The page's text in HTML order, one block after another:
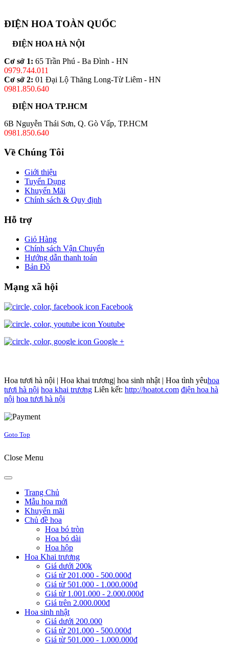
ĐIỆN HOA TOÀN QUỐC
ĐIỆN HOA HÀ NỘI
Cơ sở 1: 65 Trần Phú - Ba Đình - HN
0979.744.011
Cơ sở 2: 01 Đại Lộ Thăng Long-Từ Liêm - HN
0981.850.640
ĐIỆN HOA TP.HCM
6B Nguyễn Thái Sơn, Q. Gò Vấp, TP.HCM
0981.850.640
Về Chúng Tôi
Giới thiệu
Tuyển Dụng
Khuyến Mãi
Chính sách & Quy định
Hỗ trợ
Giỏ Hàng
Chính sách Vận Chuyển
Hướng dẫn thanh toán
Bản Đồ
Mạng xã hội
Facebook
Youtube
Google +
Hoa tươi hà nội | Hoa khai trương| hoa sinh nhật | Hoa tình yêuhoa
tươi hà nội hoa khai trương Liên kết: http://hoatot.com điện hoa hà
nội hoa tươi hà nội
Goto Top
Close Menu
Trang Chủ
Mẫu hoa mới
Khuyến mãi
Chủ đề hoa
Hoa bó tròn
Hoa bó dài
Hoa hộp
Hoa Khai trương
Giá dưới 200k
Giá từ 201.000 - 500.000đ
Giá từ 501.000 - 1.000.000đ
Giá từ 1.001.000 - 2.000.000đ
Giá trên 2.000.000đ
Hoa sinh nhật
Giá dưới 200.000
Giá từ 201.000 - 500.000đ
Giá từ 501.000 - 1.000.000đ